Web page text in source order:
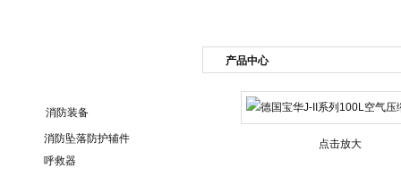
消防装备
消防坠落防护辅件
呼救器
产品中心
点击放大